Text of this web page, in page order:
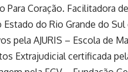
Coração. Facilitadora
Estado do Rio Grande do
pela AJURIS – Escola de
Extrajudicial certificada